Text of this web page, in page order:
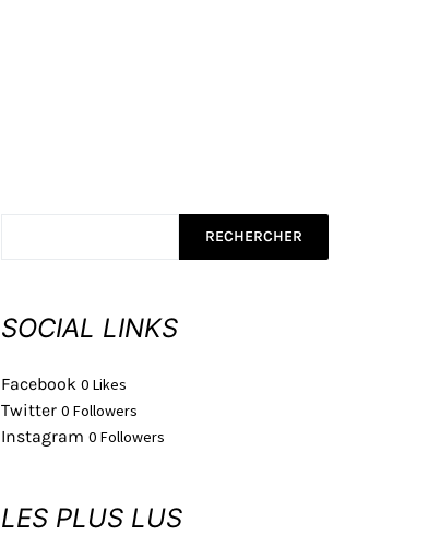
RECHERCHER
SOCIAL LINKS
Facebook 0 Likes
Twitter 0 Followers
Instagram 0 Followers
LES PLUS LUS